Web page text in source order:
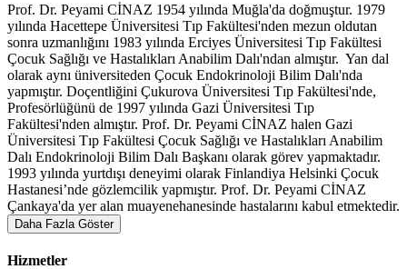
Prof. Dr. Peyami CİNAZ 1954 yılında Muğla'da doğmuştur. 1979
yılında Hacettepe Üniversitesi Tıp Fakültesi'nden mezun oldutan
sonra uzmanlığını 1983 yılında Erciyes Üniversitesi Tıp Fakültesi
Çocuk Sağlığı ve Hastalıkları Anabilim Dalı'ndan almıştır. Yan dal
olarak aynı üniversiteden Çocuk Endokrinoloji Bilim Dalı'nda
yapmıştır. Doçentliğini Çukurova Üniversitesi Tıp Fakültesi'nde,
Profesörlüğünü de 1997 yılında Gazi Üniversitesi Tıp
Fakültesi'nden almıştır. Prof. Dr. Peyami CİNAZ halen Gazi
Üniversitesi Tıp Fakültesi Çocuk Sağlığı ve Hastalıkları Anabilim
Dalı Endokrinoloji Bilim Dalı Başkanı olarak görev yapmaktadır.
1993 yılında yurtdışı deneyimi olarak Finlandiya Helsinki Çocuk
Hastanesi’nde gözlemcilik yapmıştır. Prof. Dr. Peyami CİNAZ
Çankaya'da yer alan muayenehanesinde hastalarını kabul etmektedir.
Daha Fazla Göster
Hizmetler